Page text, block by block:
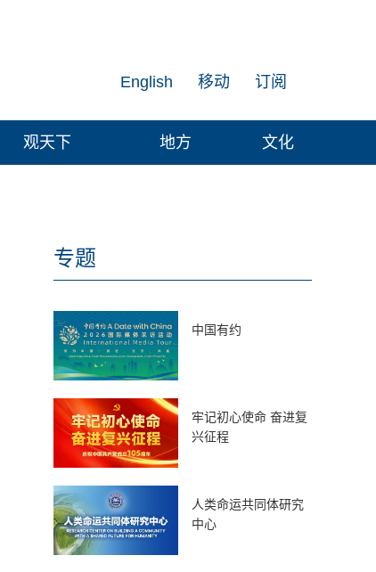
订阅
移动
English
观天下 地方 文化
专题
中国有约
牢记初心使命 奋进复
兴征程
人类命运共同体研究
中心